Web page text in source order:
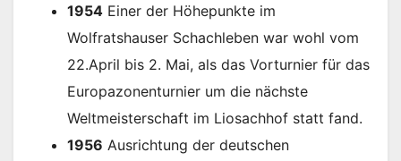
1954 Einer der Höhepunkte im
Wolfratshauser Schachleben war wohl vom
22.April bis 2. Mai, als das Vorturnier für das
Europazonenturnier um die nächste
Weltmeisterschaft im Liosachhof statt fand.
1956 Ausrichtung der deutschen